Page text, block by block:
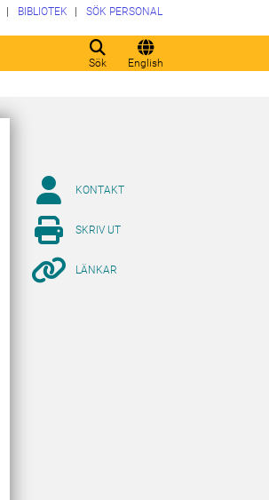
Sök English
BIBLIOTEK SÖK PERSONAL
KONTAKT
SKRIV UT
LÄNKAR